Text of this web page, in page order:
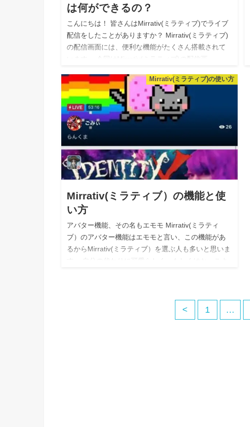
は何ができるの？
こんにちは！ 皆さんはMirrativ(ミラティブ)でライブ
配信をしたことがありますか？ Mirrativ(ミラティブ)
の配信画面には、便利な機能がたくさん搭載されて
います。 今回はMirrativ(ミラティブ)の配信画…
Mirrativ(ミラティブ)の使い方
Mirrativ(ミラティブ）の機能と使
い方
アバター機能、その名もエモモ Mirrativ(ミラティ
ブ）のアバター機能はエモモと言い、この機能があ
るからMirrativ(ミラティブ）を選ぶ人も多いと思いま
す。 自分の代わりに可愛らしく、もしくはかっこよ
< 1 …